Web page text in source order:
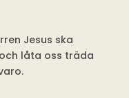
Jesus ska
låta oss träda